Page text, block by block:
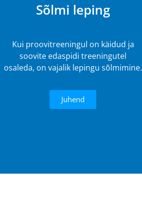
Sõlmi leping
Kui proovitreeningul on käidud ja
soovite edaspidi treeningutel
osaleda, on vajalik lepingu sõlmimine.
Juhend